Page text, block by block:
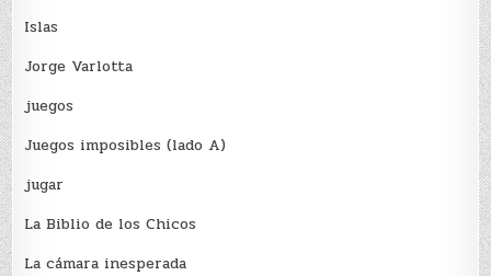
Islas
Jorge Varlotta
juegos
Juegos imposibles (lado A)
jugar
La Biblio de los Chicos
La cámara inesperada